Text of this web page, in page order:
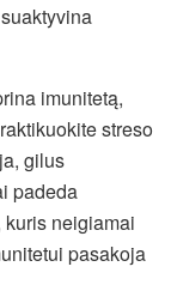
imunitetą,
streso
gilus
padeda
neigiamai
pasakoja